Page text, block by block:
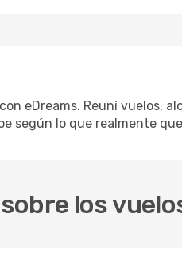
eDreams. Reuní vuelos,
según lo que realmente
los